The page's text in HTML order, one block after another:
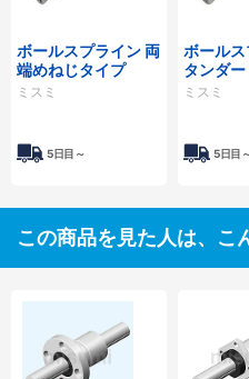
ボールスプライン 両
端めねじタイプ
ミスミ
5日目～
ボールス
タンダ
ミスミ
5日目
この商品を見た人は、こ